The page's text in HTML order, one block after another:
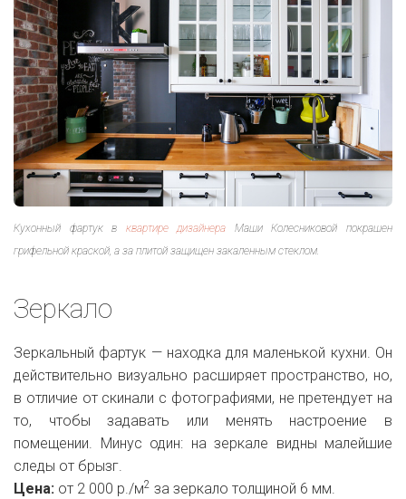
Кухонный фартук в квартире дизайнера Маши Колесниковой покрашен
грифельной краской, а за плитой защищен закаленным стеклом.
Зеркало
Зеркальный фартук — находка для маленькой кухни. Он
действительно визуально расширяет пространство, но,
в отличие от скинали с фотографиями, не претендует на
то, чтобы задавать или менять настроение в
помещении. Минус один: на зеркале видны малейшие
следы от брызг.
Цена: от 2 000 р./м2 за зеркало толщиной 6 мм.